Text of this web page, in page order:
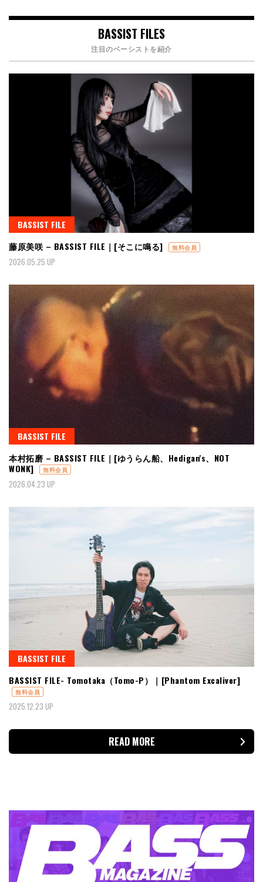
BASSIST FILES
注目のベーシストを紹介
BASSIST FILE
藤原美咲 – BASSIST FILE｜[そこに鳴る]
無料会員
2026.05.25 UP
BASSIST FILE
本村拓磨 – BASSIST FILE｜[ゆうらん船、Hedigan's、NOT
WONK]
無料会員
2026.04.23 UP
BASSIST FILE
BASSIST FILE- Tomotaka（Tomo-P）｜[Phantom Excaliver]
無料会員
2025.12.23 UP
READ MORE